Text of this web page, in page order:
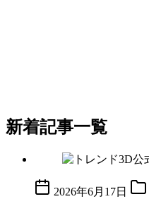
新着記事一覧
2026年6月17日